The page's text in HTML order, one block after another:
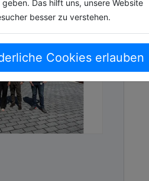
Das hilft uns, unsere Website
besser zu verstehen.
Cookies erlauben
ähnlichen Wandel
heute das Herz der
250 Unternehmen und
sich als Labor und
Innovation fördert.
von der kulturellen
hin zur dauerhaften
Entscheidend war nicht
von Partizipation und